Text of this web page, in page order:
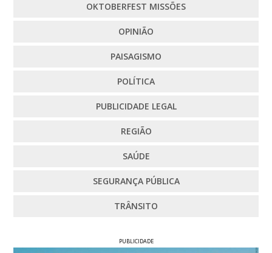
OKTOBERFEST MISSÕES
OPINIÃO
PAISAGISMO
POLÍTICA
PUBLICIDADE LEGAL
REGIÃO
SAÚDE
SEGURANÇA PÚBLICA
TRÂNSITO
PUBLICIDADE